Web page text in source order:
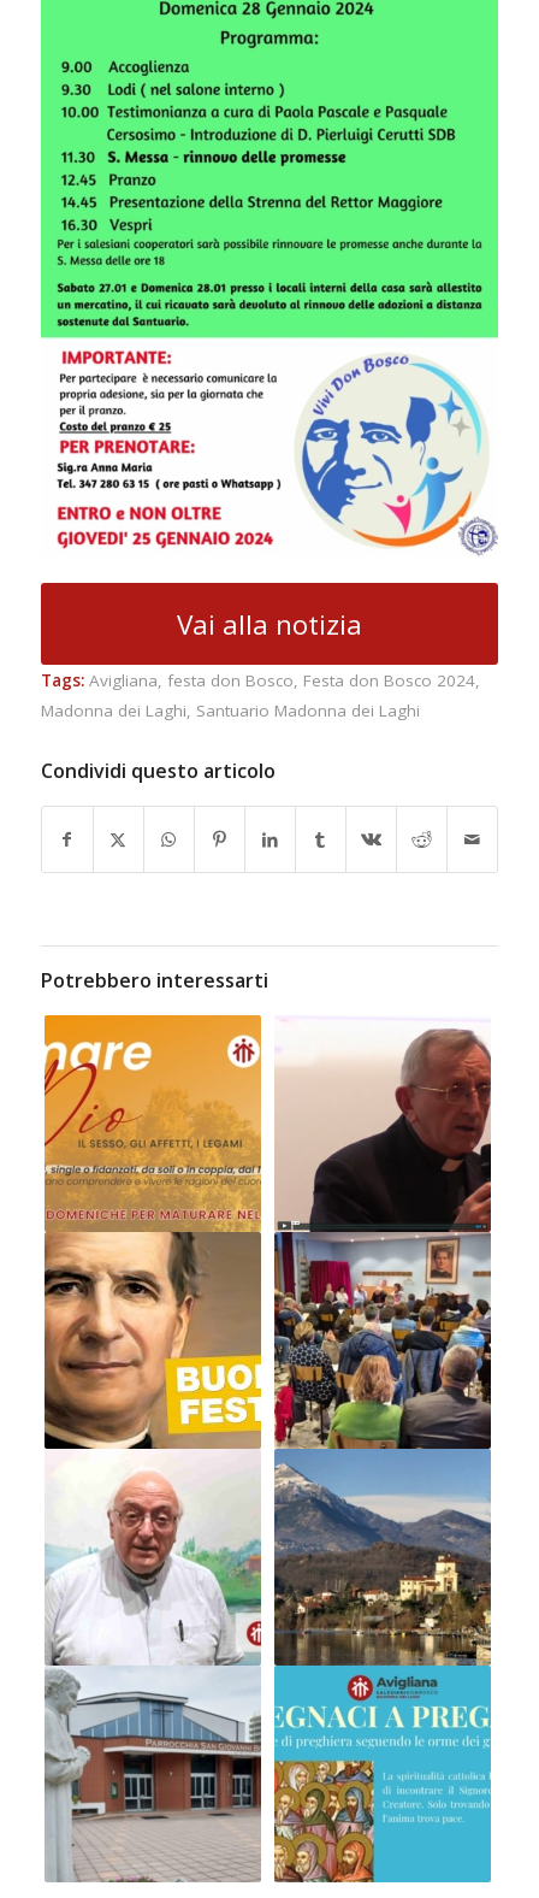
Vai alla notizia
Tags: Avigliana, festa don Bosco, Festa don Bosco 2024,
Madonna dei Laghi, Santuario Madonna dei Laghi
Condividi questo articolo
Potrebbero interessarti